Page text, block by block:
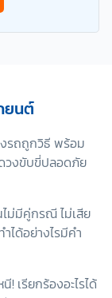
การขาย
และการ
รองข้อมูล
คลได้ที่
จ้าได้อ่าน
บคำอธิบาย
มหรือปฏิเสธ
ใจ
าบว่า
มีสัญญา
ยนต์
รถถูกวิธี พร้อม
วงขับขี่ปลอดภัย
ไม่มีคู่กรณี ไม่เสีย
ำได้อย่างไรมีคำ
! เรียกร้องอะไรได้